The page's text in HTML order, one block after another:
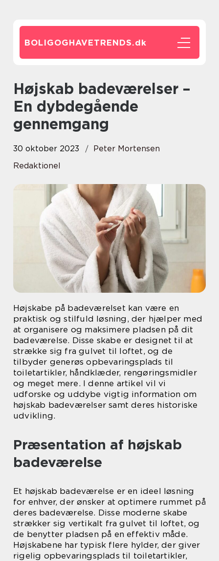
BOLIGOGHAVETRENDS.dk
Højskab badeværelser –
En dybdegående
gennemgang
30 oktober 2023
Peter Mortensen
Redaktionel
Højskabe på badeværelset kan være en
praktisk og stilfuld løsning, der hjælper med
at organisere og maksimere pladsen på dit
badeværelse. Disse skabe er designet til at
strække sig fra gulvet til loftet, og de
tilbyder generøs opbevaringsplads til
toiletartikler, håndklæder, rengøringsmidler
og meget mere. I denne artikel vil vi
udforske og uddybe vigtig information om
højskab badeværelser samt deres historiske
udvikling.
Præsentation af højskab
badeværelse
Et højskab badeværelse er en ideel løsning
for enhver, der ønsker at optimere rummet på
deres badeværelse. Disse moderne skabe
strækker sig vertikalt fra gulvet til loftet, og
de benytter pladsen på en effektiv måde.
Højskabene har typisk flere hylder, der giver
rigelig opbevaringsplads til toiletartikler,